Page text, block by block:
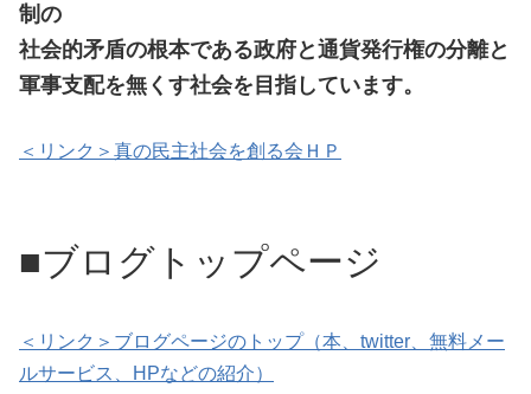
制の
社会的矛盾の根本である政府と通貨発行権の分離と
軍事支配を無くす社会を目指しています。
＜リンク＞真の民主社会を創る会ＨＰ
■ブログトップページ
＜リンク＞ブログページのトップ（本、twitter、無料メー
ルサービス、HPなどの紹介）